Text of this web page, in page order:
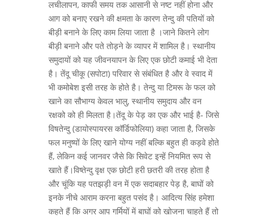
लचीलापन, काफी समय तक आसानी से नष्ट नहीं होना और
आग को बनाए रखने की क्षमता के कारण तेन्दु की पतियों को
बीड़ी बनाने के लिए काम लिया जाता है ।जाने कितने लोग
बीड़ी बनाने और पते तोड़ने के व्यापर में शामिल है। स्थानीय
समुदायों को यह जीवनयापन के लिए एक छोटी कमाई भी देता
है। तेंदू चीकू (सपोटा) परिवार से संबंधित है और वे स्वाद में
भी कमोबेश इसी तरह के होते है। तेन्दु या टिमरू के फल को
खाने का सौभाग्य केवल भालु, स्थानीय समुदाय और वन
रक्षको को ही मिलता है।तेंदू के पेड़ का एक और भाई है- जिसे
विषतेन्दु (डायोस्पायरस कॉर्डिफोलिया) कहा जाता है, जिसके
फल मनुष्यों के लिए खाने योग्य नहीं बल्कि बहुत ही कड़वे होते
हैं, लेकिन कई जानवर जैसे कि सिवेट इन्हें नियमित रूप से
खाते हैं।विष्तेन्दु वृक्ष एक छोटी हरी छतरी की तरह होता है
और चूंकि यह पतझड़ी वन में एक सदाबहार पेड़ है, बाघों को
इनके नीचे आराम करना बहुत पसंद है। आदित्य सिंह हमेशा
कहते हैं कि अगर आप गर्मियों में बाघों को खोजना चाहते हैं तो